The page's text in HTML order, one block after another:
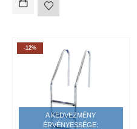
-12%
A KEDVEZMÉNY
ÉRVÉNYESSÉGE: